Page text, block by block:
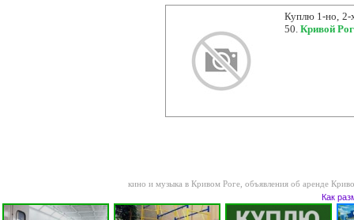
Куплю 1-но, 2-
50. Кривой Рог
кино и музыка в Кривом Роге ,объявления об аренде
Как